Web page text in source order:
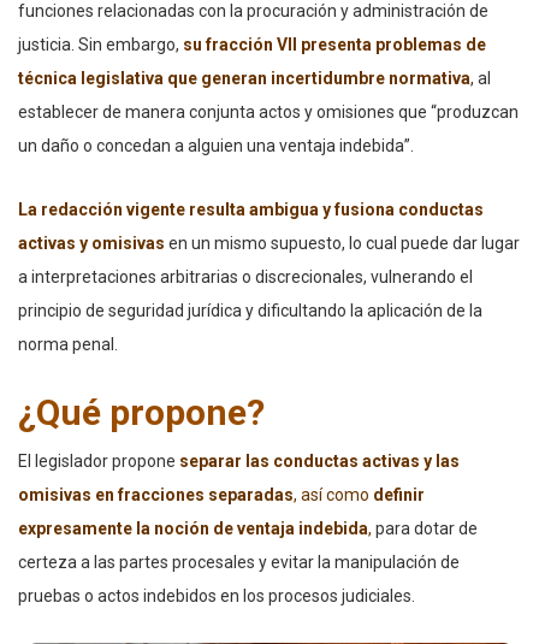
funciones relacionadas con la procuración y administración de
justicia. Sin embargo, su fracción VII presenta problemas de
técnica legislativa que generan incertidumbre normativa, al
establecer de manera conjunta actos y omisiones que “produzcan
un daño o concedan a alguien una ventaja indebida”.
La redacción vigente resulta ambigua y fusiona conductas
activas y omisivas en un mismo supuesto, lo cual puede dar lugar
a interpretaciones arbitrarias o discrecionales, vulnerando el
principio de seguridad jurídica y dificultando la aplicación de la
norma penal.
¿Qué propone?
El legislador propone separar las conductas activas y las
omisivas en fracciones separadas, así como definir
expresamente la noción de ventaja indebida, para dotar de
certeza a las partes procesales y evitar la manipulación de
pruebas o actos indebidos en los procesos judiciales.